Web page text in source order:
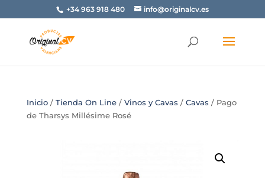
+34 963 918 480 info@originalcv.es
Inicio/ Tienda On Line/ Vinos y Cavas / Cavas / Pago
de Tharsys Millésime Rosé